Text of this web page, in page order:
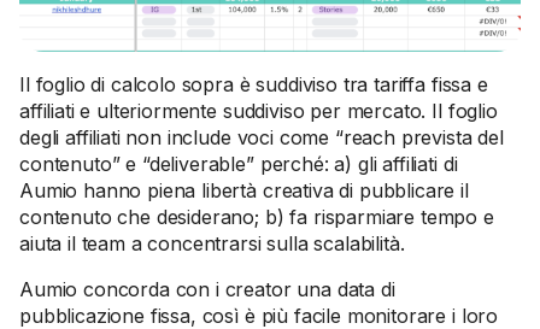
Il foglio di calcolo sopra è suddiviso tra tariffa fissa e
affiliati e ulteriormente suddiviso per mercato. Il foglio
degli affiliati non include voci come “reach prevista del
contenuto” e “deliverable” perché: a) gli affiliati di
Aumio hanno piena libertà creativa di pubblicare il
contenuto che desiderano; b) fa risparmiare tempo e
aiuta il team a concentrarsi sulla scalabilità.
Aumio concorda con i creator una data di
pubblicazione fissa, così è più facile monitorare i loro